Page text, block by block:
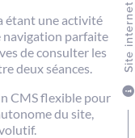
étant une activité
navigation parfaite
de consulter les
deux séances.
CMS flexible pour
du site,
Site